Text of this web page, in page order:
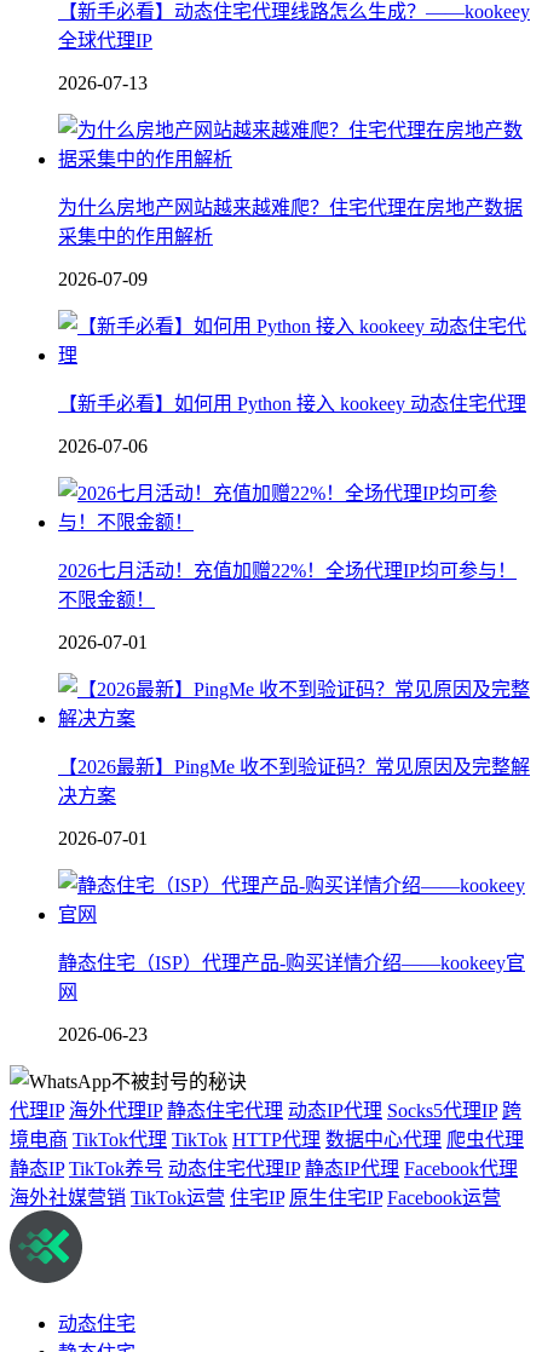
【新手必看】动态住宅代理线路怎么生成？——kookeey
全球代理IP
2026-07-13
为什么房地产网站越来越难爬？住宅代理在房地产数据
采集中的作用解析
2026-07-09
【新手必看】如何用 Python 接入 kookeey 动态住宅代理
2026-07-06
2026七月活动！充值加赠22%！全场代理IP均可参与！
不限金额！
2026-07-01
【2026最新】PingMe 收不到验证码？常见原因及完整解
决方案
2026-07-01
静态住宅（ISP）代理产品-购买详情介绍——kookeey官
网
2026-06-23
代理IP 海外代理IP 静态住宅代理 动态IP代理 Socks5代理IP 跨
境电商 TikTok代理 TikTok HTTP代理 数据中心代理 爬虫代理
静态IP TikTok养号 动态住宅代理IP 静态IP代理 Facebook代理
海外社媒营销 TikTok运营 住宅IP 原生住宅IP Facebook运营
动态住宅